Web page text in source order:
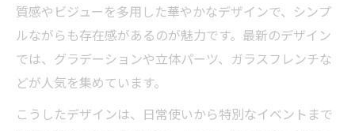
質感やビジューを多用した華やかなデザインで、シンプ
ルながらも存在感があるのが魅力です。最新のデザイン
では、グラデーションや立体パーツ、ガラスフレンチな
どが人気を集めています。
こうしたデザインは、日常使いから特別なイベントまで